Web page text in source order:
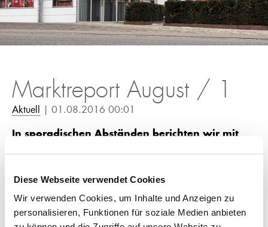
Diese Webseite verwendet Cookies
Wir verwenden Cookies, um Inhalte und Anzeigen zu
personalisieren, Funktionen für soziale Medien anbieten
Marktreport August / 1
Aktuell | 01.08.2016 00:01
In sporadischen Abständen berichten wir mit
C APPKB Marktreport August 2016 (1)(Brexit)